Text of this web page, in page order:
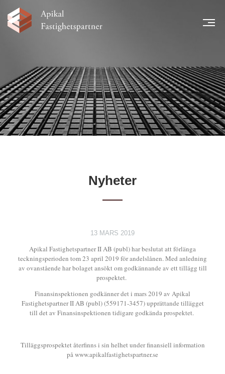
NYHETER
LÅNTAGARE
TEAM
LEGAL INFORMATION
FINANSIELL INFORMATION
Nyheter
13 MARS 2019
Apikal Fastighetspartner II AB (publ) har beslutat att förlänga
teckningsperioden tom 23 april 2019 för andelslånen. Med anledning
av ovanstående har bolaget ansökt om godkännande av ett tillägg till
prospektet.
Finansinspektionen godkänner det i mars 2019 av Apikal
Fastighetspartner II AB (publ) (559171-3457) upprättande tillägget
till det av Finansinspektionen tidigare godkända prospektet.
Tilläggsprospektet återfinns i sin helhet under finansiell information
på www.apikalfastighetspartner.se